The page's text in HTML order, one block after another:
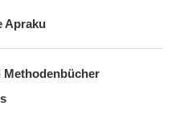
Apraku
Methodenbücher